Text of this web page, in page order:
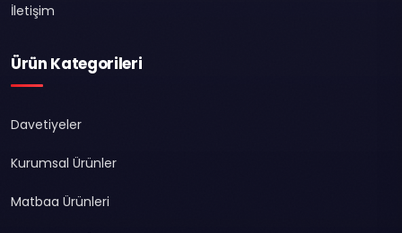
İletişim
Ürün Kategorileri
Davetiyeler
Kurumsal Ürünler
Matbaa Ürünleri